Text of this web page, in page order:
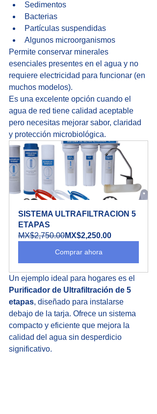
Sedimentos
Bacterias
Partículas suspendidas
Algunos microorganismos
Permite conservar minerales
esenciales presentes en el agua y no
requiere electricidad para funcionar (en
muchos modelos).
Es una excelente opción cuando el
agua de red tiene calidad aceptable
pero necesitas mejorar sabor, claridad
y protección microbiológica.
SISTEMA ULTRAFILTRACION 5
ETAPAS
MX$2,750.00MX$2,250.00
Comprar ahora
Un ejemplo ideal para hogares es el
Purificador de Ultrafiltración de 5
etapas, diseñado para instalarse
debajo de la tarja. Ofrece un sistema
compacto y eficiente que mejora la
calidad del agua sin desperdicio
significativo.